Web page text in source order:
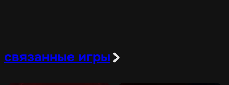
связанные игры